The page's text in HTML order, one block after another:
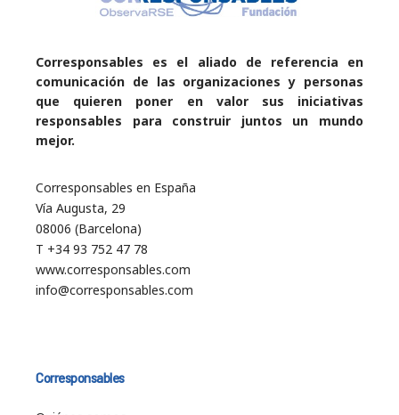
Corresponsables es el aliado de referencia en
comunicación de las organizaciones y personas
que quieren poner en valor sus iniciativas
responsables para construir juntos un mundo
mejor.
Corresponsables en España
Vía Augusta, 29
08006 (Barcelona)
T +34 93 752 47 78
www.corresponsables.com
info@corresponsables.com
Corresponsables